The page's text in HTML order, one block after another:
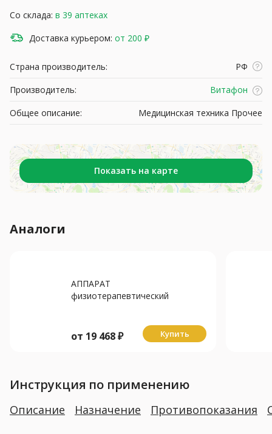
Со склада: в 39 аптеках
Доставка курьером: от 200 ₽
Страна производитель:
РФ
Производитель:
Витафон
Общее описание:
Медицинская техника Прочее
Показать на карте
Аналоги
АППАРАТ
физиотерапевтический
от 19 468₽ Купить
Инструкция по применению
Описание Назначение Противопоказания